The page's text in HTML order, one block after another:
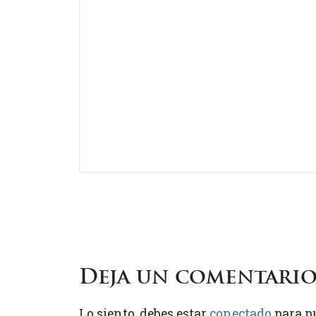
Deja un